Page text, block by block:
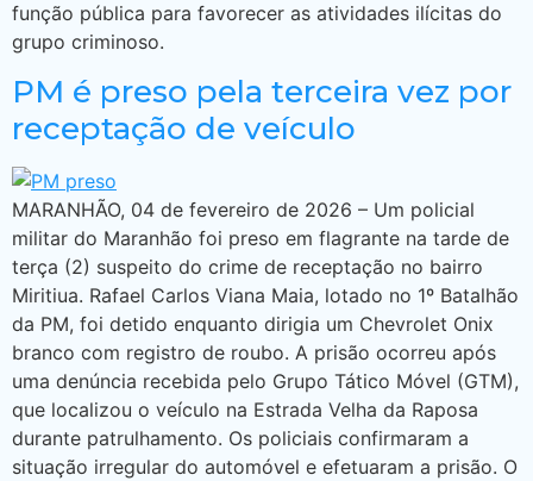
função pública para favorecer as atividades ilícitas do
grupo criminoso.
PM é preso pela terceira vez por
receptação de veículo
MARANHÃO, 04 de fevereiro de 2026 – Um policial
militar do Maranhão foi preso em flagrante na tarde de
terça (2) suspeito do crime de receptação no bairro
Miritiua. Rafael Carlos Viana Maia, lotado no 1º Batalhão
da PM, foi detido enquanto dirigia um Chevrolet Onix
branco com registro de roubo. A prisão ocorreu após
uma denúncia recebida pelo Grupo Tático Móvel (GTM),
que localizou o veículo na Estrada Velha da Raposa
durante patrulhamento. Os policiais confirmaram a
situação irregular do automóvel e efetuaram a prisão. O